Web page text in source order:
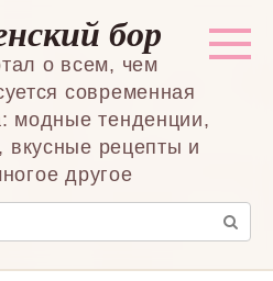
бор
о всем, чем
современная
модные тенденции,
вкусные рецепты и
другое